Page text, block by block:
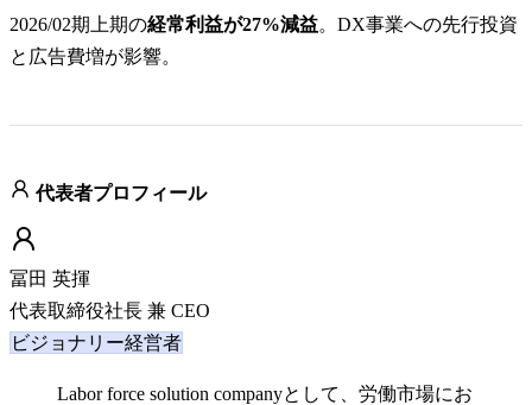
2026/02期上期の経常利益が27%減益。DX事業への先行投資
と広告費増が影響。
代表者プロフィール
冨田 英揮
代表取締役社長 兼 CEO
ビジョナリー経営者
Labor force solution companyとして、労働市場にお